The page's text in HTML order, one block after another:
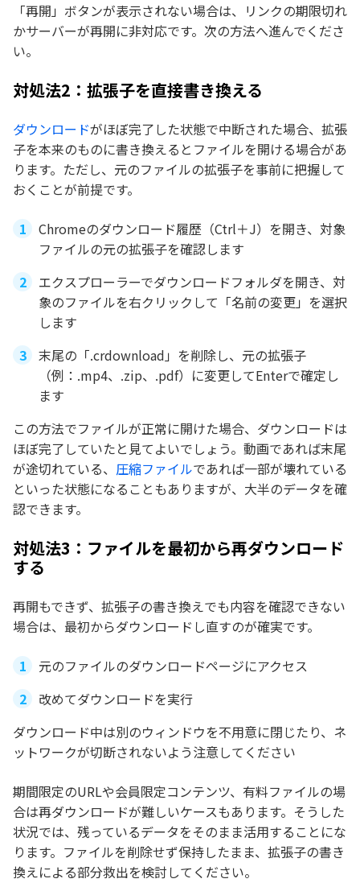
「再開」ボタンが表示されない場合は、リンクの期限切れ
かサーバーが再開に非対応です。次の方法へ進んでくださ
い。
対処法2：拡張子を直接書き換える
ダウンロードがほぼ完了した状態で中断された場合、拡張
子を本来のものに書き換えるとファイルを開ける場合があ
ります。ただし、元のファイルの拡張子を事前に把握して
おくことが前提です。
Chromeのダウンロード履歴（Ctrl＋J）を開き、対象
ファイルの元の拡張子を確認します
エクスプローラーでダウンロードフォルダを開き、対
象のファイルを右クリックして「名前の変更」を選択
します
末尾の「.crdownload」を削除し、元の拡張子
（例：.mp4、.zip、.pdf）に変更してEnterで確定し
ます
この方法でファイルが正常に開けた場合、ダウンロードは
ほぼ完了していたと見てよいでしょう。動画であれば末尾
が途切れている、 圧縮ファイルであれば一部が壊れている
といった状態になることもありますが、大半のデータを確
認できます。
対処法3：ファイルを最初から再ダウンロード
する
再開もできず、拡張子の書き換えでも内容を確認できない
場合は、最初からダウンロードし直すのが確実です。
元のファイルのダウンロードページにアクセス
改めてダウンロードを実行
ダウンロード中は別のウィンドウを不用意に閉じたり、ネ
ットワークが切断されないよう注意してください
期間限定のURLや会員限定コンテンツ、有料ファイルの場
合は再ダウンロードが難しいケースもあります。そうした
状況では、残っているデータをそのまま活用することにな
ります。ファイルを削除せず保持したまま、拡張子の書き
換えによる部分救出を検討してください。